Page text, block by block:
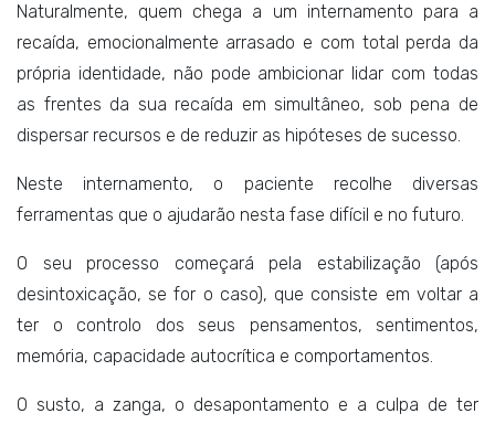
Naturalmente, quem chega a um internamento para a
recaída, emocionalmente arrasado e com total perda da
própria identidade, não pode ambicionar lidar com todas
as frentes da sua recaída em simultâneo, sob pena de
dispersar recursos e de reduzir as hipóteses de sucesso.
Neste internamento, o paciente recolhe diversas
ferramentas que o ajudarão nesta fase difícil e no futuro.
O seu processo começará pela estabilização (após
desintoxicação, se for o caso), que consiste em voltar a
ter o controlo dos seus pensamentos, sentimentos,
memória, capacidade autocrítica e comportamentos.
O susto, a zanga, o desapontamento e a culpa de ter